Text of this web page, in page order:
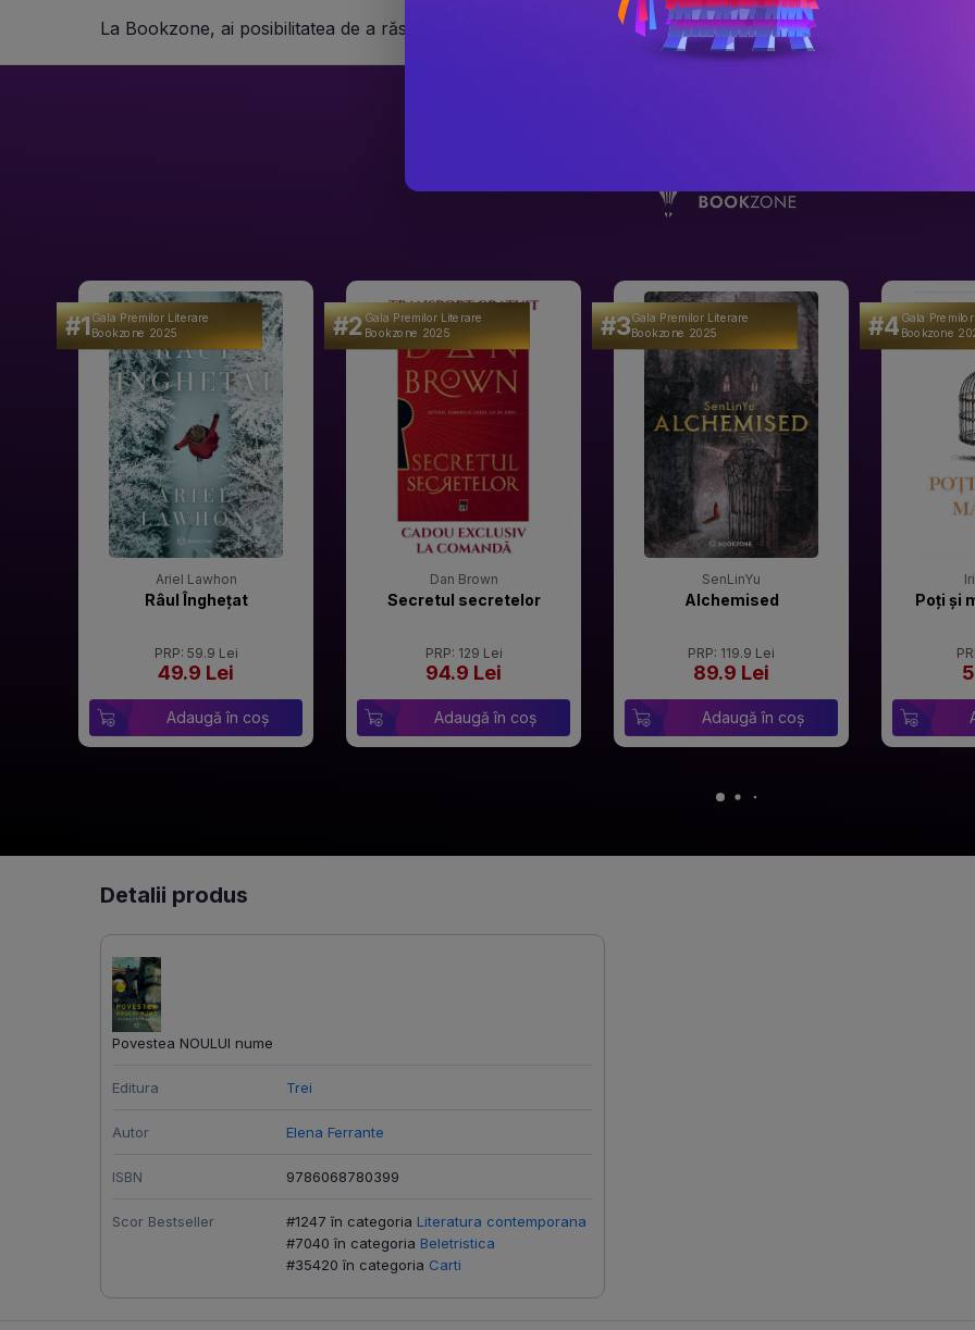
La Bookzone, ai posibilitatea de a răsfoi câteva pagini din cartea Povestea NOULUI nume
#1Gala Premilor Literare
Bookzone 2025
Ariel Lawhon
Râul Înghețat
PRP: 59.9 Lei
49.9 Lei
Adaugă în coș
#2Gala Premilor Literare
Bookzone 2025
Dan Brown
Secretul secretelor
PRP: 129 Lei
94.9 Lei
Adaugă în coș
#3Gala Premilor Literare
Bookzone 2025
SenLinYu
Alchemised
PRP: 119.9 Lei
89.9 Lei
Adaugă în coș
#4Gala
Bookzone
Poți și
Detalii produs
Povestea NOULUI nume
Editura Trei
Autor Elena Ferrante
ISBN 9786068780399
Scor Bestseller #1247 în categoria Literatura contemporana
#7040 în categoria Beletristica
#35420 în categoria Carti